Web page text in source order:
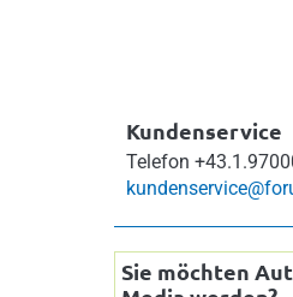
Kundenservice
Telefon
Sie möchten